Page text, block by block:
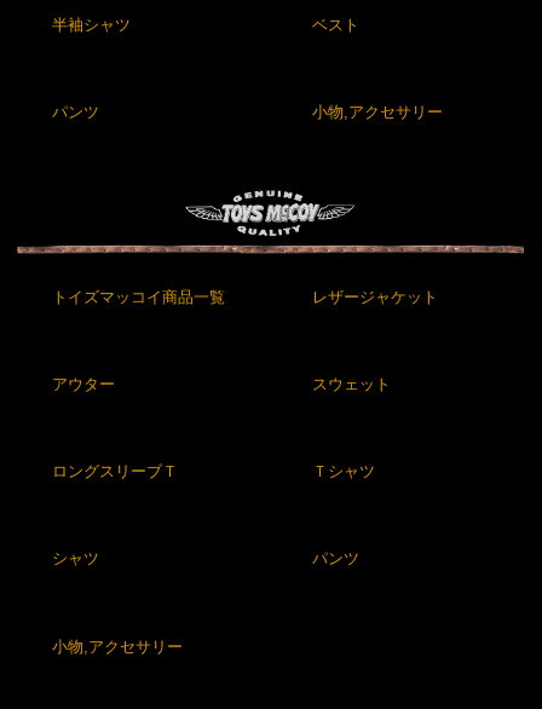
半袖シャツ ベスト
パンツ 小物,アクセサリー
トイズマッコイ商品一覧 レザージャケット
アウター スウェット
ロングスリーブＴ Ｔシャツ
シャツ パンツ
小物,アクセサリー